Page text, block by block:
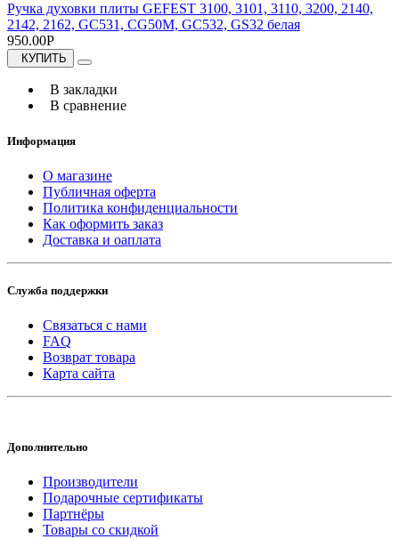
Ручка духовки плиты GEFEST 3100, 3101, 3110, 3200, 2140,
2142, 2162, GC531, CG50M, GC532, GS32 белая
950.00Р
КУПИТЬ
В закладки
В сравнение
Информация
О магазине
Публичная оферта
Политика конфиденциальности
Как оформить заказ
Доставка и оаплата
Служба поддержки
Связаться с нами
FAQ
Возврат товара
Карта сайта
Дополнительно
Производители
Подарочные сертификаты
Партнёры
Товары со скидкой